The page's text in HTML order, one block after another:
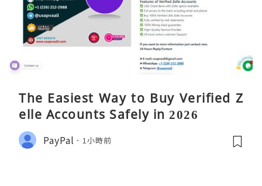
The Easiest Way to Buy Verified Z
elle Accounts Safely in 2026
PayPal 1小時前